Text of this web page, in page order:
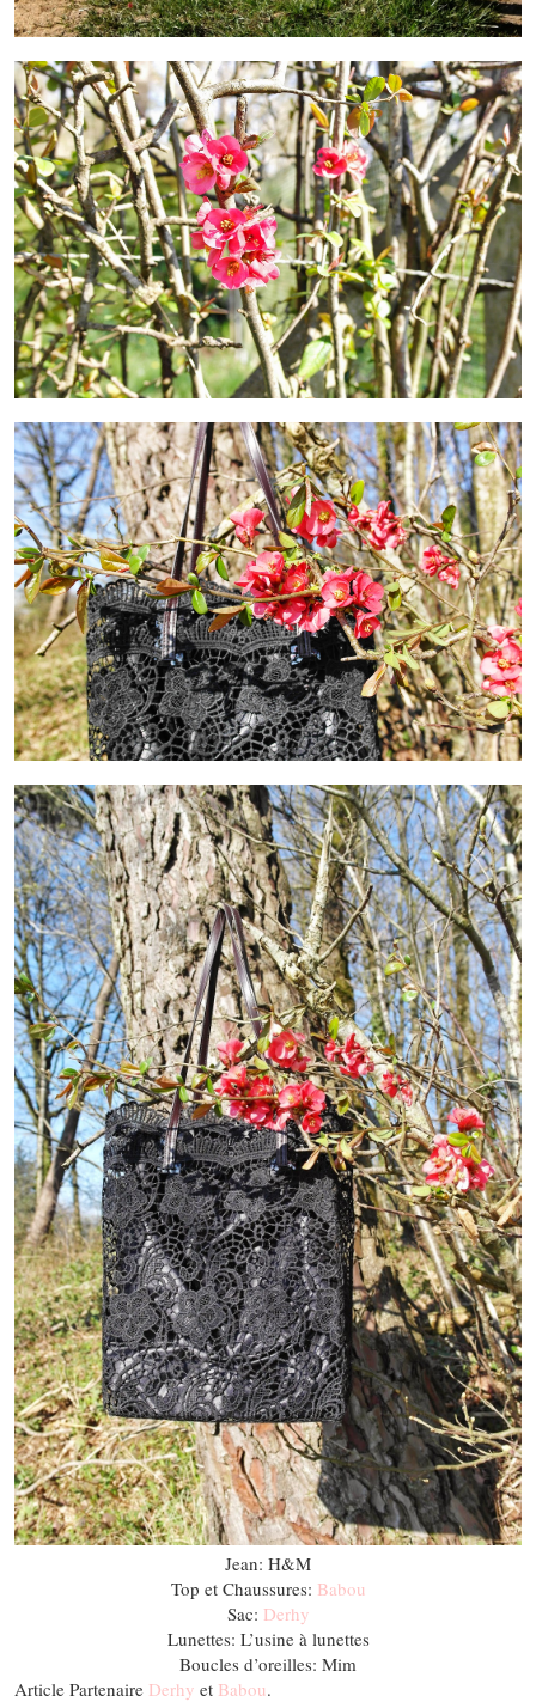
Jean: H&M
Top et Chaussures: Babou
Sac: Derhy
Lunettes: L’usine à lunettes
Boucles d’oreilles: Mim
Article Partenaire Derhy et Babou.